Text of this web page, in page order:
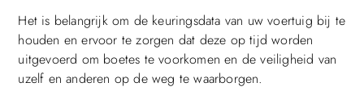
Het is belangrijk om de keuringsdata van uw voertuig bij te
houden en ervoor te zorgen dat deze op tijd worden
uitgevoerd om boetes te voorkomen en de veiligheid van
uzelf en anderen op de weg te waarborgen.